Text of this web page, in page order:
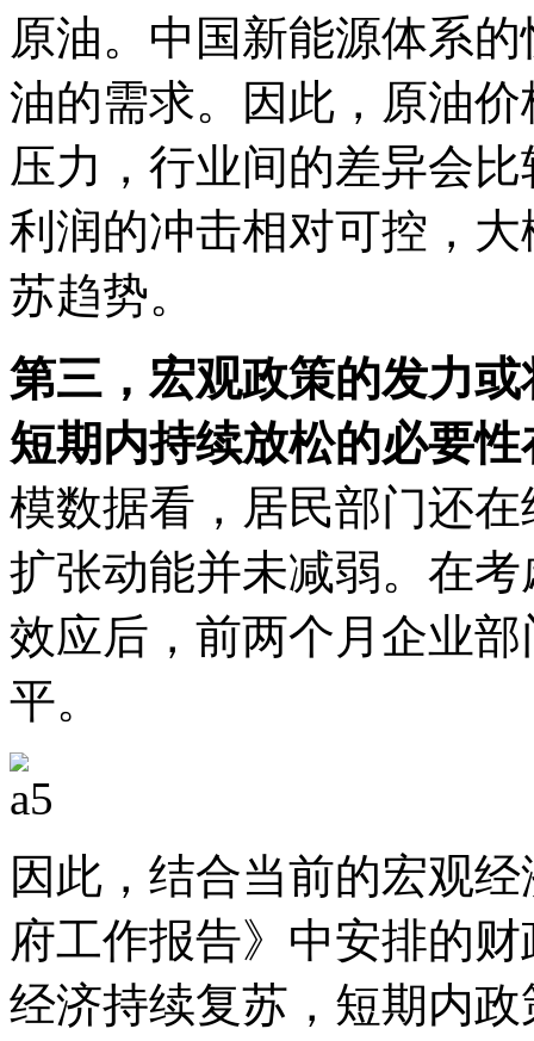
原油。中国新能源体系
油的需求。因此，原油
压力，行业间的差异会
利润的冲击相对可控，
苏趋势。
第三，宏观政策的发力
短期内持续放松的必要性
模数据看，居民部门还
扩张动能并未减弱。在
效应后，前两个月企业
平。
因此，结合当前的宏观
府工作报告》中安排的
经济持续复苏，短期内